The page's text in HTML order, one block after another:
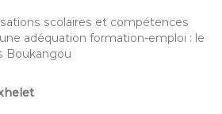
scolaires et compétences
adéquation formation-emploi : le
Boukangou